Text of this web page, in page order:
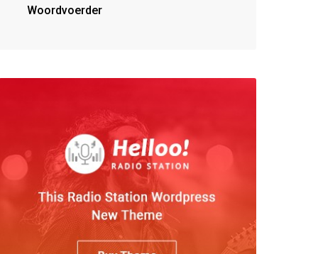
Woordvoerder